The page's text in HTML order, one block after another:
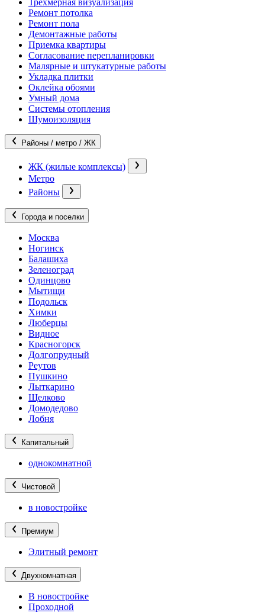
Трехмерная визуализация
Ремонт потолка
Ремонт пола
Демонтажные работы
Приемка квартиры
Согласование перепланировки
Малярные и штукатурные работы
Укладка плитки
Оклейка обоями
Умный дома
Системы отопления
Шумоизоляция
Районы / метро / ЖК
ЖК (жилые комплексы)
Метро
Районы
Города и поселки
Москва
Ногинск
Балашиха
Зеленоград
Одинцово
Мытищи
Подольск
Химки
Люберцы
Видное
Красногорск
Долгопрудный
Реутов
Пушкино
Лыткарино
Щелково
Домодедово
Лобня
Капитальный
однокомнатной
Чистовой
в новостройке
Премиум
Элитный ремонт
Двухкомнатная
В новостройке
Проходной